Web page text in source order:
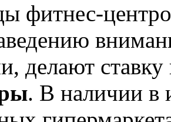
фитнес-
делают
. В наличии в